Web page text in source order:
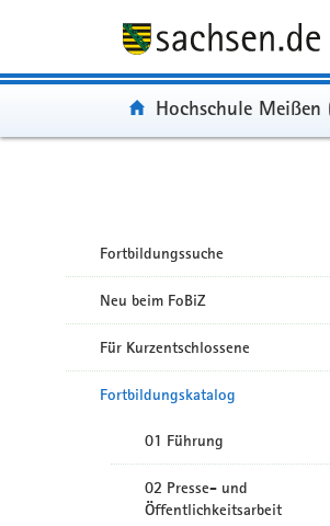
Portal:
Hochschule
Fortbildungssuche
Neu beim FoBiZ
Für Kurzentschlossene
Fortbildungskatalog
01 Führung
02 Presse- und
Öffentlichkeitsarbeit